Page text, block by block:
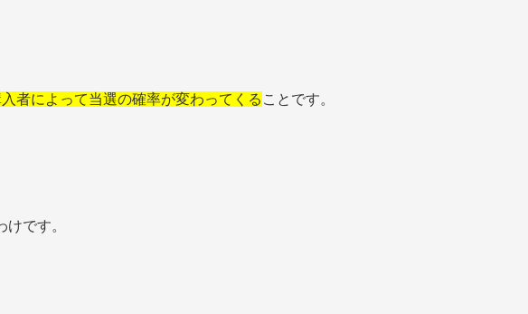
者によって当選の確率が変わってくる ことです。
です。